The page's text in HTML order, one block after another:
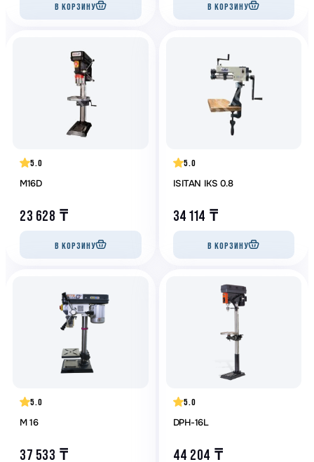
В КОРЗИНУ В КОРЗИНУ
5.0
M16D
23 628 ₸
В КОРЗИНУ
5.0
ISITAN IKS 0.8
34 114 ₸
В КОРЗИНУ
5.0
M 16
37 533 ₸
5.0
DPH-16L
44 204 ₸